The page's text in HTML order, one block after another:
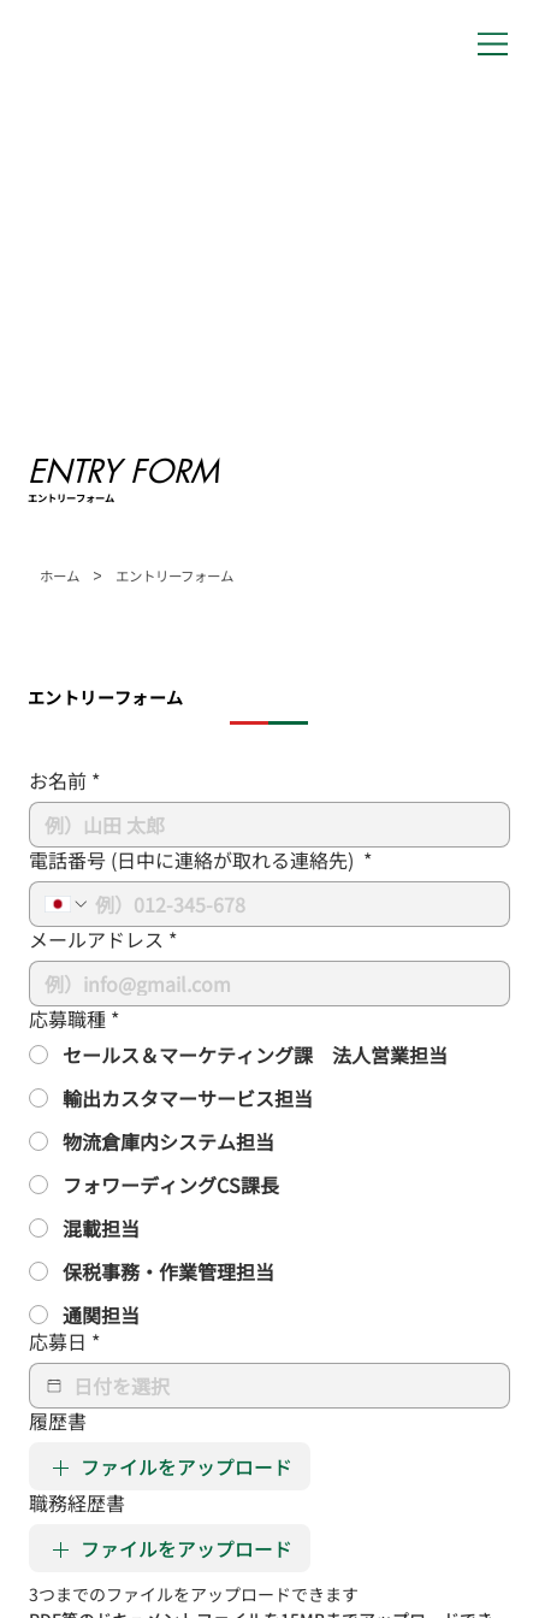
ENTRY FORM
エントリーフォーム
エントリーフォーム
お名前 *
電話番号 (日中に連絡が取れる連絡先) *
メールアドレス *
応募職種 *
セールス＆マーケティング課 法人営業担当
輸出カスタマーサービス担当
物流倉庫内システム担当
フォワーディングCS課長
混載担当
保税事務・作業管理担当
通関担当
応募日 *
履歴書
ファイルをアップロード
職務経歴書
ファイルをアップロード
3つまでのファイルをアップロードできます
ホーム > エントリーフォーム